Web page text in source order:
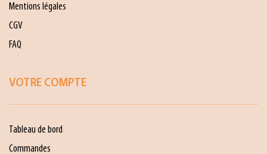
Mentions légales
CGV
FAQ
VOTRE COMPTE
Tableau de bord
Commandes